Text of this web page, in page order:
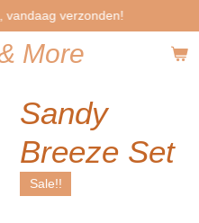
More
vandaag verzonden!
Sandy
Breeze Set
Sale!!